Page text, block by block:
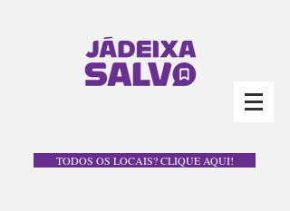
TODOS OS LOCAIS? CLIQUE AQUI!